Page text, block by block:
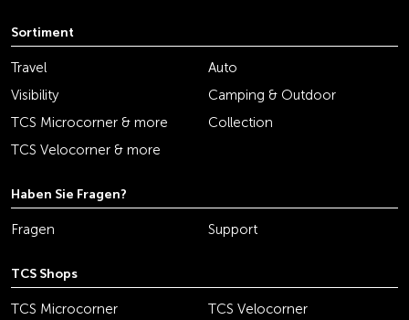
Sortiment
Travel
Auto
Visibility
Camping & Outdoor
TCS Microcorner & more
Collection
TCS Velocorner & more
Haben Sie Fragen?
Fragen Support
TCS Shops
TCS Microcorner
TCS Velocorner